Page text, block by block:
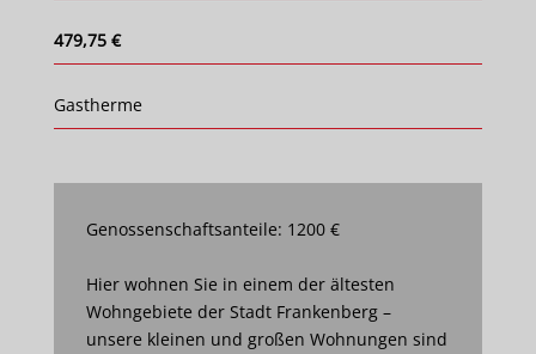
479,75 €
Gastherme
Genossenschaftsanteile: 1200 €
Hier wohnen Sie in einem der ältesten
Wohngebiete der Stadt Frankenberg –
unsere kleinen und großen Wohnungen sind